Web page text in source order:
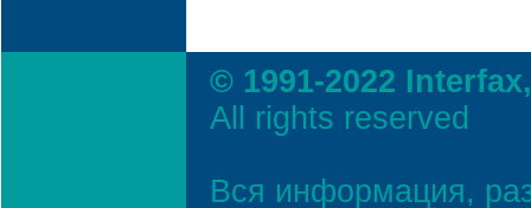
© 1991-2022
All rights reserved
Вся информация,